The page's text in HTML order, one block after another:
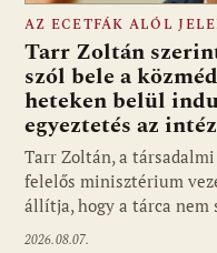
Fotó: media1.hu
AZ ECETFÁK ALÓL
Tarr Zoltán
szól bele a
heteken belül
egyeztetés az
Tarr Zoltán, a
felelős minisztérium
állítja, hogy a tárca nem
2026.08.07.